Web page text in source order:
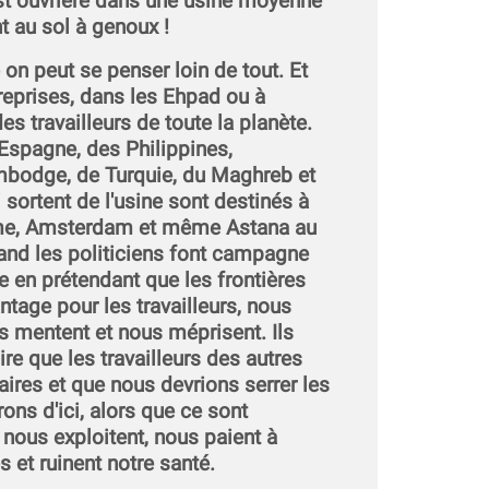
au sol à genoux !
peut se penser loin de tout. Et
dans les Ehpad ou à
travailleurs de toute la planète.
des Philippines,
de Turquie, du Maghreb et
de l'usine sont destinés à
Amsterdam et même Astana au
les politiciens font campagne
en prétendant que les frontières
pour les travailleurs, nous
mentent et nous méprisent. Ils
que les travailleurs des autres
et que nous devrions serrer les
d'ici, alors que ce sont
exploitent, nous paient à
et ruinent notre santé.